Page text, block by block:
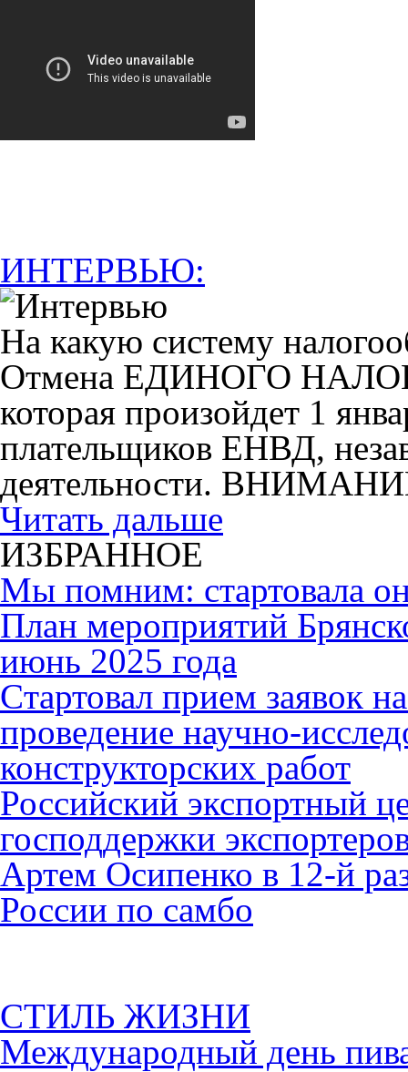
ИНТЕРВЬЮ:
На какую систему
Отмена ЕДИНОГО
которая произойдет 1
плательщиков ЕНВД,
деятельности.
Читать дальше
ИЗБРАННОЕ
Мы помним: стартовала
План мероприятий
июнь 2025 года
Cтартовал прием заявок
проведение научно-
конструкторских работ
Российский экспортный
господдержки
Артем Осипенко в 12-й
России по самбо
СТИЛЬ ЖИЗНИ
Международный день